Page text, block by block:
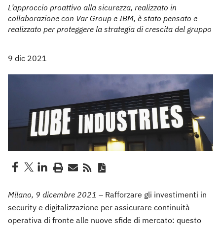
L’approccio proattivo alla sicurezza, realizzato in
collaborazione con Var Group e IBM, è stato pensato e
realizzato per proteggere la strategia di crescita del gruppo
9 dic 2021
Milano, 9 dicembre 2021 – Rafforzare gli investimenti in
security e digitalizzazione per assicurare continuità
operativa di fronte alle nuove sfide di mercato: questo